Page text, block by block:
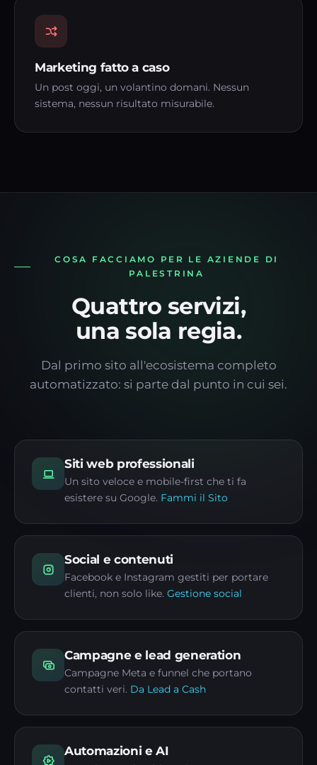
Marketing fatto a caso
Un post oggi, un volantino domani. Nessun
sistema, nessun risultato misurabile.
COSA FACCIAMO PER LE AZIENDE DI
PALESTRINA
Quattro servizi,
una sola regia.
Dal primo sito all'ecosistema completo
automatizzato: si parte dal punto in cui sei.
Siti web professionali
Un sito veloce e mobile-first che ti fa
esistere su Google. Fammi il Sito
Social e contenuti
Facebook e Instagram gestiti per portare
clienti, non solo like. Gestione social
Campagne e lead generation
Campagne Meta e funnel che portano
contatti veri. Da Lead a Cash
Automazioni e AI